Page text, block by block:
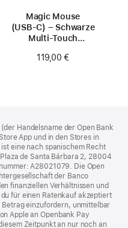
Magic Mouse
(USB‑C) – Schwarze
Multi-Touch
119,00 €
Handelsname der Open Bank
App und in den Stores in
eine nach spanischem Recht
de Santa Bárbara 2, 28004
A28021079. Die Open
der Banco
finanziellen Verhältnissen und
für einen Ratenkauf akzeptiert
einzufordern, unmittelbar
Apple an Openbank Pay
Zeitpunkt an nur noch an